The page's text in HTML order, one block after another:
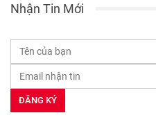
Nhận Tin Mới